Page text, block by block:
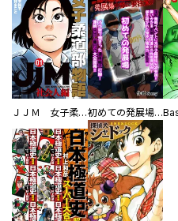
ＪＪＭ 女子柔道部物語 社会人編 初めての発展場 【白抜き修正版】